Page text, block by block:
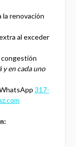
renovación
al exceder
congestión
y en cada uno
317-